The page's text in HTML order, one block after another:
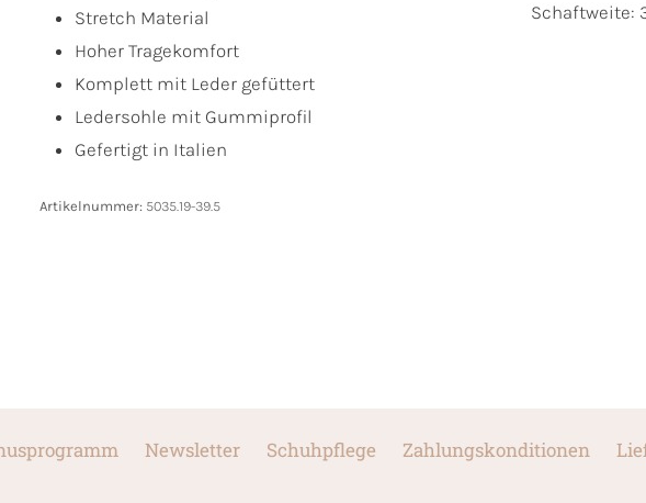
Stretch Material
Hoher Tragekomfort
Komplett mit Leder gefüttert
Ledersohle mit Gummiprofil
Gefertigt in Italien
Schaftweite:
Artikelnummer: 5035.19-39.5
Newsletter Schuhpflege Zahlungskonditionen